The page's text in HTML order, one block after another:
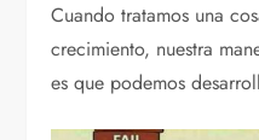
Cuando tratamos una
crecimiento, nuestra
es que podemos